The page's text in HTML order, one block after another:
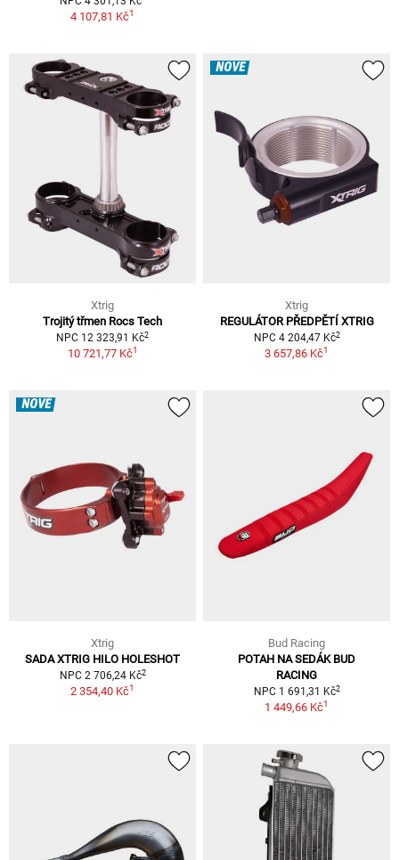
4 107,81 Kč1
Xtrig
Trojitý třmen Rocs Tech
NPC 12 323,91 Kč2
10 721,77 Kč1
NOVÉ
Xtrig
REGULÁTOR PŘEDPĚTÍ XTRIG
NPC 4 204,47 Kč2
3 657,86 Kč1
NOVÉ
Xtrig
SADA XTRIG HILO HOLESHOT
NPC 2 706,24 Kč2
2 354,40 Kč1
Bud Racing
POTAH NA SEDÁK BUD
RACING
NPC 1 691,31 Kč2
1 449,66 Kč1